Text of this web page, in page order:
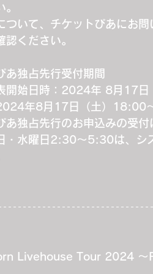
ついて、チケットぴあにお
認ください。
あ独占先行受付期間
開始日時：2024年 8月17
年8月17日（土）18:00
あ独占先行のお申込みの受付
・水曜日2:30～5:30は、シ
Livehouse Tour 2024 ～